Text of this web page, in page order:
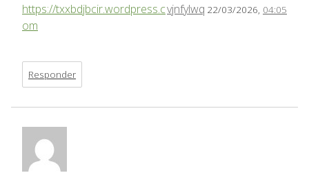
vjnfylwq 22/03/2026, 04:05
https://txxbdjbcir.wordpress.c
om
Responder